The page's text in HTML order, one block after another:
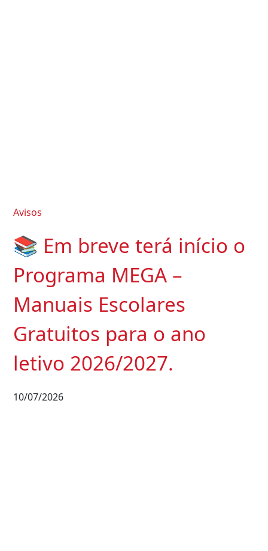
Avisos
📚 Em breve terá início o
Programa MEGA –
Manuais Escolares
Gratuitos para o ano
letivo 2026/2027.
10/07/2026